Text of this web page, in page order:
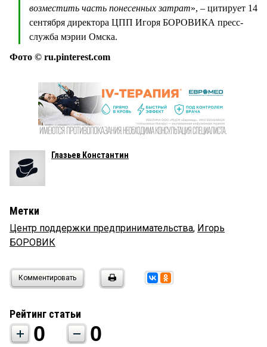
возместить часть понесенных затрат», – цитирует 14
сентября директора ЦПП Игоря БОРОВИКА пресс-
служба мэрии Омска.
Фото © ru.pinterest.com
Глазьев Константин
Метки
Центр поддержки предпринимательства, Игорь
БОРОВИК
Комментировать
Рейтинг статьи
0 0